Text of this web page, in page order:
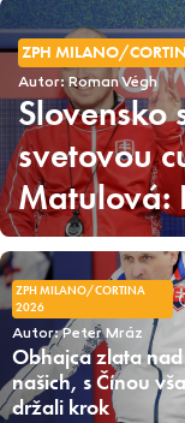
ZPH MILANO/
Autor: Roman Végh
Slovensko
svetovou
Matulová:
ZPH MILANO/CORTINA
2026
Autor: Peter Mráz
Obhajca zlata
našich, s Čínou
držali krok